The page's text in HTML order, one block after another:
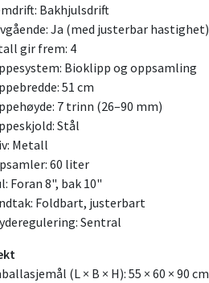
Bakhjulsdrift
Ja (med justerbar hastighet)
gir frem: 4
Bioklipp og oppsamling
51 cm
7 trinn (26–90 mm)
Stål
Metall
60 liter
Foran 8", bak 10"
Foldbart, justerbart
Sentral
(L × B × H): 55 × 60 × 90 cm